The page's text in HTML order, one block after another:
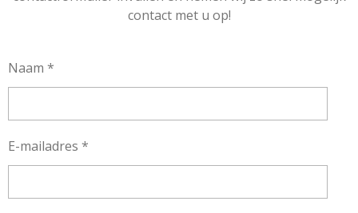
contact met u op!
Naam *
E-mailadres *